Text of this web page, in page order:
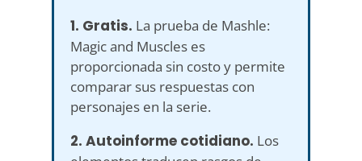
1. Gratis. La prueba de Mashle:
Magic and Muscles es
proporcionada sin costo y permite
comparar sus respuestas con
personajes en la serie.
2. Autoinforme cotidiano. Los